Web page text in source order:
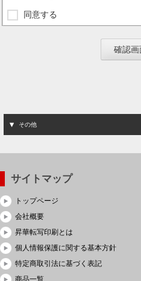
同意する
その他
サイトマップ
トップページ
会社概要
昇華転写印刷とは
個人情報保護に関する基本方針
特定商取引法に基づく表記
商品一覧